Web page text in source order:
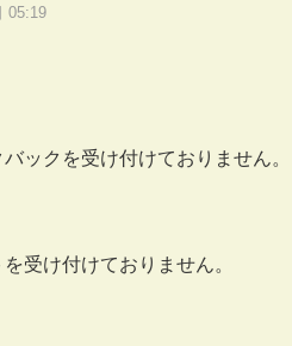
05:19
ックを受け付けておりません。
受け付けておりません。